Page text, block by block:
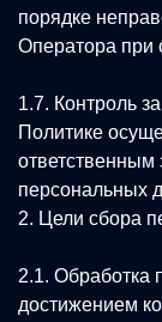
порядке
Оператора при
1.7. Контроль
Политике
ответственным
персональных
2. Цели сбора
2.1. Обработка
достижением